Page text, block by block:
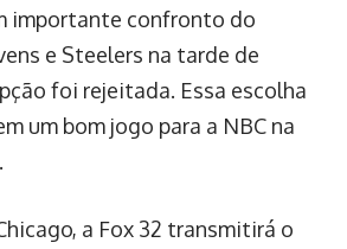
importante confronto do
e Steelers na tarde de
foi rejeitada. Essa escolha
um bom jogo para a NBC na
a Fox 32 transmitirá o